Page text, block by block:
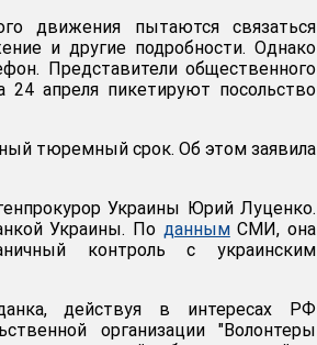
движения пытаются связаться
и другие подробности. Однако
Представители общественного
апреля пикетируют посольство
тюремный срок. Об этом заявила
Украины Юрий Луценко.
Украины. По даннымСМИ, она
контроль с украинским
действуя в интересах РФ
организации "Волонтеры